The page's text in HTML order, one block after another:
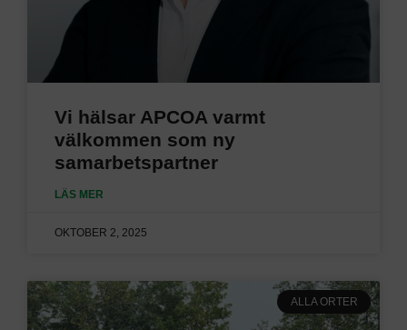
Vi hälsar APCOA varmt
välkommen som ny
samarbetspartner
LÄS MER
OKTOBER 2, 2025
ALLA ORTER